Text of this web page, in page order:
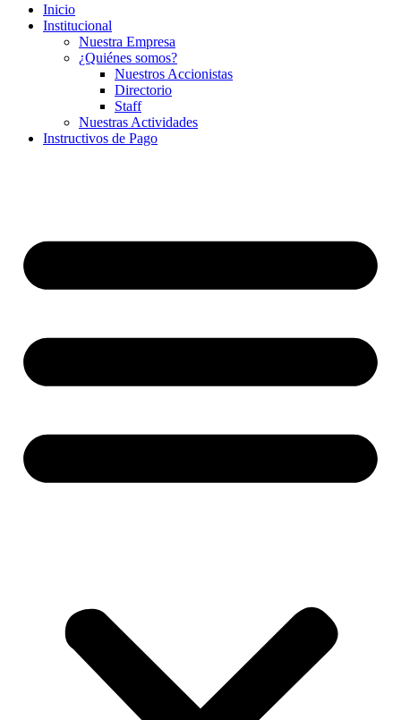
Inicio
Institucional
Nuestra Empresa
¿Quiénes somos?
Nuestros Accionistas
Directorio
Staff
Nuestras Actividades
Instructivos de Pago